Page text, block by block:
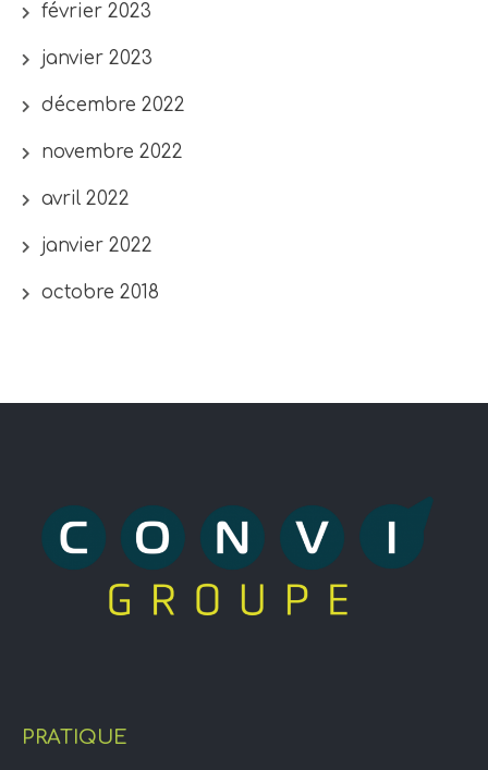
février 2023
janvier 2023
décembre 2022
novembre 2022
avril 2022
janvier 2022
octobre 2018
PRATIQUE